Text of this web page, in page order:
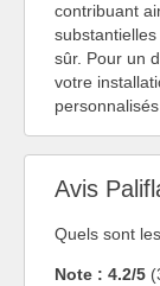
contribuant
sûr. Pour un
votre
Avis
Quels sont
Note : 4.2/5